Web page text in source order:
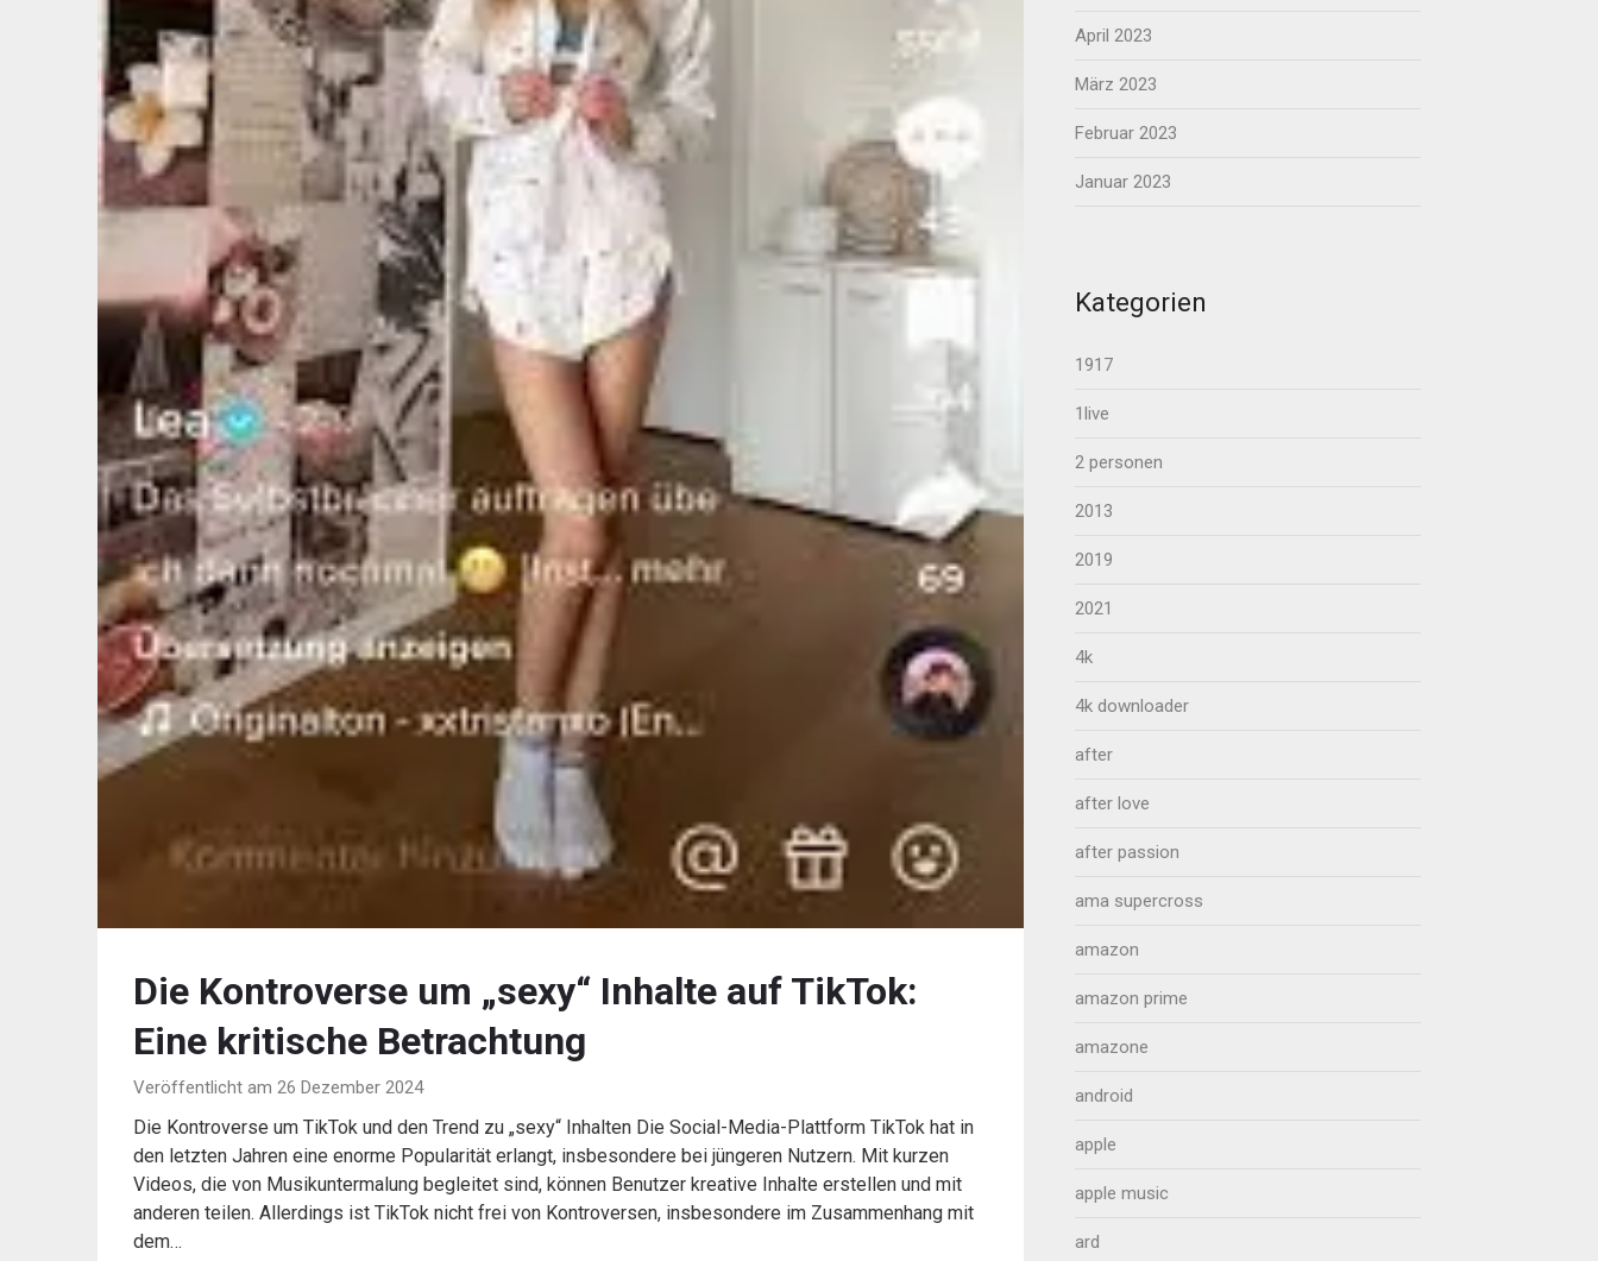
Die Kontroverse um „sexy“ Inhalte auf TikTok:
Eine kritische Betrachtung
Veröffentlicht am 26 Dezember 2024
Die Kontroverse um TikTok und den Trend zu „sexy“ Inhalten Die Social-Media-Plattform TikTok hat in
den letzten Jahren eine enorme Popularität erlangt, insbesondere bei jüngeren Nutzern. Mit kurzen
Videos, die von Musikuntermalung begleitet sind, können Benutzer kreative Inhalte erstellen und mit
anderen teilen. Allerdings ist TikTok nicht frei von Kontroversen, insbesondere im Zusammenhang mit
dem…
April 2023
März 2023
Februar 2023
Januar 2023
Kategorien
1917
1live
2 personen
2013
2019
2021
4k
4k downloader
after
after love
after passion
ama supercross
amazon
amazon prime
amazone
android
apple
apple music
ard